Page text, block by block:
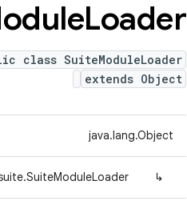
Loader
class SuiteModuleLoader
extends Object
java.lang.Object
↳